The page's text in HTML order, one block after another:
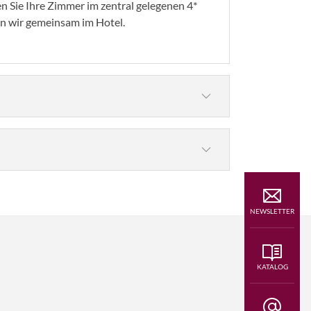
Sie Ihre Zimmer im zentral gelegenen 4*
wir gemeinsam im Hotel.
Sie den Weg von der Kakaobohne bis zur
NEWSLETTER
KATALOG